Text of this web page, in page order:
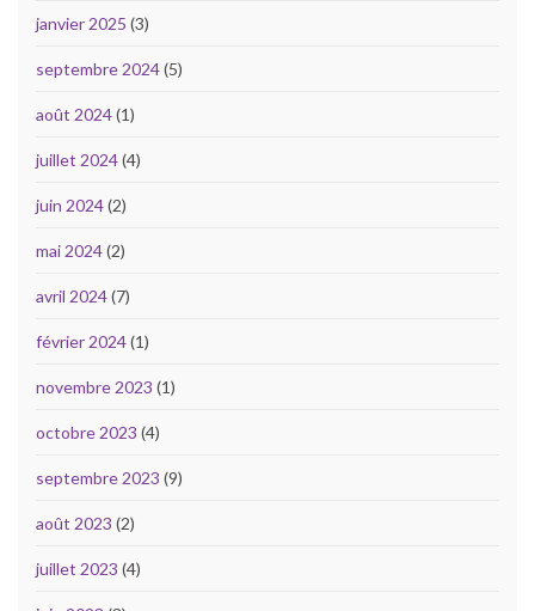
janvier 2025 (3)
septembre 2024(5)
août 2024(1)
juillet 2024(4)
juin 2024(2)
mai 2024(2)
avril 2024(7)
février 2024(1)
novembre 2023 (1)
octobre 2023 (4)
septembre 2023 (9)
août 2023 (2)
juillet 2023 (4)